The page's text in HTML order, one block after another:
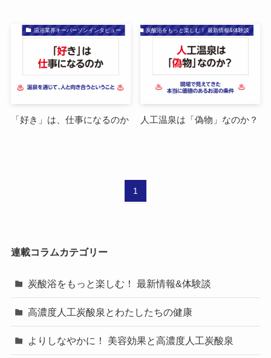
温浴業界キーパーソンインタビュー
「好き」は、仕事になるのか
炭酸浴をもっと楽しむ！ 最新情報&体験談
人工温泉は「偽物」なのか？
1
連載コラムカテゴリー
炭酸浴をもっと楽しむ！ 最新情報&体験談
高濃度人工炭酸泉とわたしたちの健康
よりしなやかに！ 美容効果と高濃度人工炭酸泉